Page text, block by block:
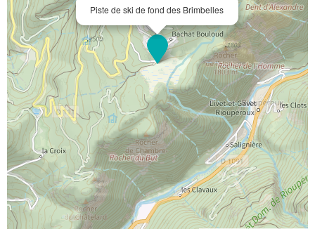
Piste de ski de fond des Brimbelles